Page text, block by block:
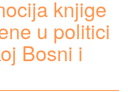
knjige
u politici
Bosni i